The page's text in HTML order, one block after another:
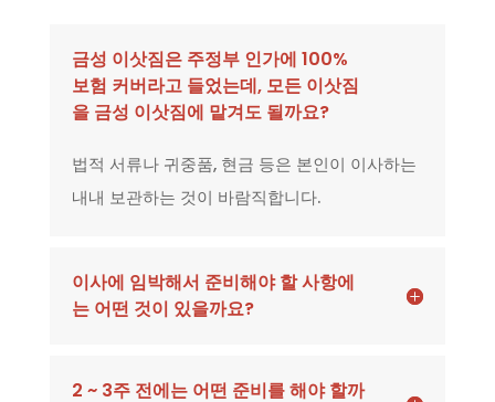
금성 이삿짐은 주정부 인가에 100%
보험 커버라고 들었는데, 모든 이삿짐
을 금성 이삿짐에 맡겨도 될까요?
법적 서류나 귀중품, 현금 등은 본인이 이사하는
내내 보관하는 것이 바람직합니다.
이사에 임박해서 준비해야 할 사항에
는 어떤 것이 있을까요?
2 ~ 3주 전에는 어떤 준비를 해야 할까